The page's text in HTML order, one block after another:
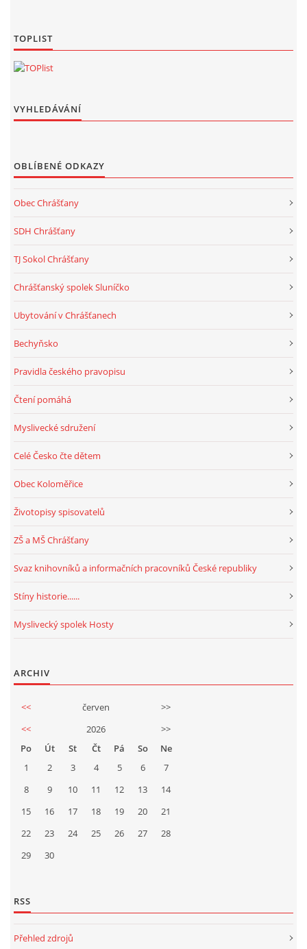
TOPLIST
VYHLEDÁVÁNÍ
OBLÍBENÉ ODKAZY
Obec Chrášťany
SDH Chrášťany
TJ Sokol Chrášťany
Chrášťanský spolek Sluníčko
Ubytování v Chrášťanech
Bechyňsko
Pravidla českého pravopisu
Čtení pomáhá
Myslivecké sdružení
Celé Česko čte dětem
Obec Koloměřice
Životopisy spisovatelů
ZŠ a MŠ Chrášťany
Svaz knihovníků a informačních pracovníků České republiky
Stíny historie......
Myslivecký spolek Hosty
ARCHIV
<< červen
>>
<<
2026
>>
Po
Út St Čt Pá So
Ne
1
2 3 4 5 6
7
8
9 10 11 12 13
14
15
16 17 18 19 20
21
22
23 24 25 26 27
28
29
30
RSS
Přehled zdrojů